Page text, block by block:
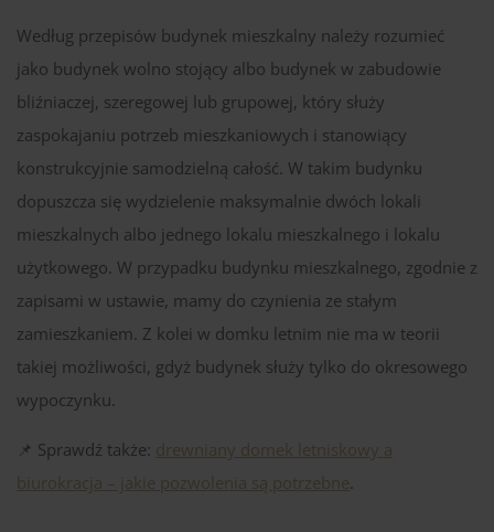
Według przepisów budynek mieszkalny należy rozumieć
jako budynek wolno stojący albo budynek w zabudowie
bliźniaczej, szeregowej lub grupowej, który służy
zaspokajaniu potrzeb mieszkaniowych i stanowiący
konstrukcyjnie samodzielną całość. W takim budynku
dopuszcza się wydzielenie maksymalnie dwóch lokali
mieszkalnych albo jednego lokalu mieszkalnego i lokalu
użytkowego. W przypadku budynku mieszkalnego, zgodnie z
zapisami w ustawie, mamy do czynienia ze stałym
zamieszkaniem. Z kolei w domku letnim nie ma w teorii
takiej możliwości, gdyż budynek służy tylko do okresowego
wypoczynku.
📌 Sprawdź także: drewniany domek letniskowy a
biurokracja – jakie pozwolenia są potrzebne